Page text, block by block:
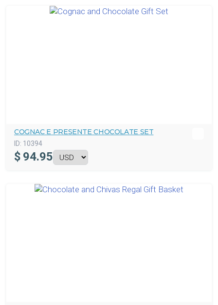
COGNAC E PRESENTE CHOCOLATE SET
ID: 10394
$ 94.95